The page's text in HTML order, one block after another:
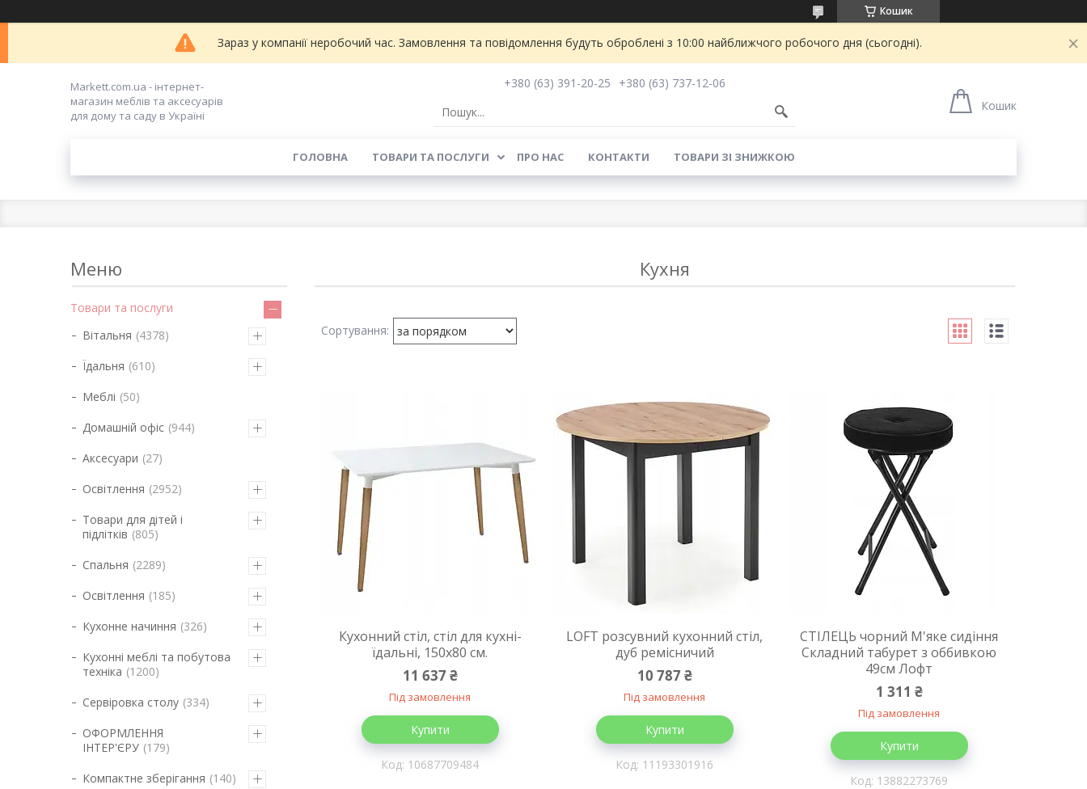
Кошик
Зараз у компанії неробочий час. Замовлення та повідомлення будуть оброблені з 10:00 найближчого робочого дня (сьогодні).
Markett.com.ua - інтернет-
магазин меблів та аксесуарів
для дому та саду в Україні
+380 (63) 391-20-25
+380 (63) 737-12-06
Кошик
ГОЛОВНА ТОВАРИ ТА ПОСЛУГИ ПРО НАС КОНТАКТИ ТОВАРИ ЗІ ЗНИЖКОЮ
Кухня
Кухонний стіл, стіл для кухні-
їдальні, 150х80 см.
11 637 ₴
Під замовлення
Купити
10687709484
LOFT розсувний кухонний стіл,
дуб ремісничий
10 787 ₴
Під замовлення
Купити
11193301916
СТІЛЕЦЬ чорний М'яке сидіння
Складний табурет з оббивкою
49см Лофт
1 311 ₴
Під замовлення
Купити
13882273769
Товари та послуги
Вітальня 4378
Їдальня 610
Меблі 50
Домашній офіс 944
Аксесуари 27
Освітлення 2952
Товари для дітей і
підлітків 805
Спальня 2289
Освітлення 185
Кухонне начиння 326
Кухонні меблі та побутова
техніка 1200
Сервіровка столу 334
ОФОРМЛЕННЯ
ІНТЕР'ЄРУ 179
Компактне зберігання 140